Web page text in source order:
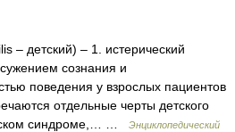
– детский) – 1. истерический
сознания и
поведения у взрослых пациентов
отдельные черты детского
синдроме,… …
Энциклопедический